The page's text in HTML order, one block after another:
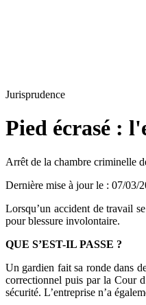
Jurisprudence
Pied écrasé :
Arrêt de la chambre criminelle
Dernière mise à jour le : 07/03/
Lorsqu’un accident de travail
pour blessure involontaire.
QUE S’EST-IL PASSE ?
Un gardien fait sa ronde dans
correctionnel puis par la Cour
sécurité. L’entreprise n’a